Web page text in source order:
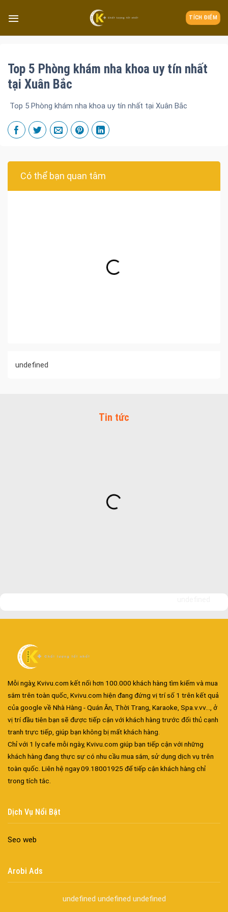
TÍCH ĐIỂM
Top 5 Phòng khám nha khoa uy tín nhất
tại Xuân Bắc
Top 5 Phòng khám nha khoa uy tín nhất tại Xuân Bắc
Có thể bạn quan tâm
undefined
Tin tức
Mỗi ngày, Kvivu.com kết nối hơn 100.000 khách hàng tìm kiếm và mua
sắm trên toàn quốc, Kvivu.com hiện đang đứng vị trí số 1 trên kết quả
của google về Nhà Hàng - Quán Ăn, Thời Trang, Karaoke, Spa.v.vv..., ở
vị trí đầu tiên bạn sẽ được tiếp cận với khách hàng trước đối thủ cạnh
tranh trực tiếp, giúp bạn không bị mất khách hàng.
Chỉ với 1 ly cafe mỗi ngày, Kvivu.com giúp bạn tiếp cận với những
khách hàng đang thực sự có nhu cầu mua sắm, sử dụng dịch vụ trên
toàn quốc. Liên hệ ngay 09.18001925 để tiếp cận khách hàng chỉ
trong tích tắc.
Dịch Vụ Nổi Bật
Seo web
Arobi Ads
undefined undefined undefined
Đa dạng màu sắc cửa nhôm – Tối ưu màu sắc Kiến Trúc
Cửa nhôm chống gió mưa – Hiên ngang giữa thời tiết khắc
Cửa nhôm thông gió – Đưa sinh khí vào ngôi nhà của bạn
Cửa nhôm trượt view lớn – Nâng tầm đẳng cấp sống
Cửa sổ trượt đứng – Điểm nhấn sáng tạo trong kiến trúc
Cửa thép vân gỗ Nhật Bản – Mảnh ghép cho phong cách kiến